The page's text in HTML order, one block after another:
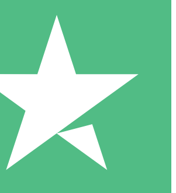
Credit-Pakete
Bedarf mit Download-Credits. Keine
Verpflichtung erforderlich.
10 00